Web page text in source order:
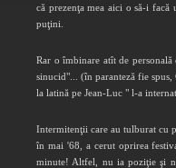
că prezenţa mea aici o să-i
puţini.
Rar o îmbinare atît de
sinucid"... (în paranteză fie
la latină pe Jean-Luc " l-a
Intermitenţii care au tulburat cu
în mai '68, a cerut oprirea
minute! Altfel, nu ia poziţie şi